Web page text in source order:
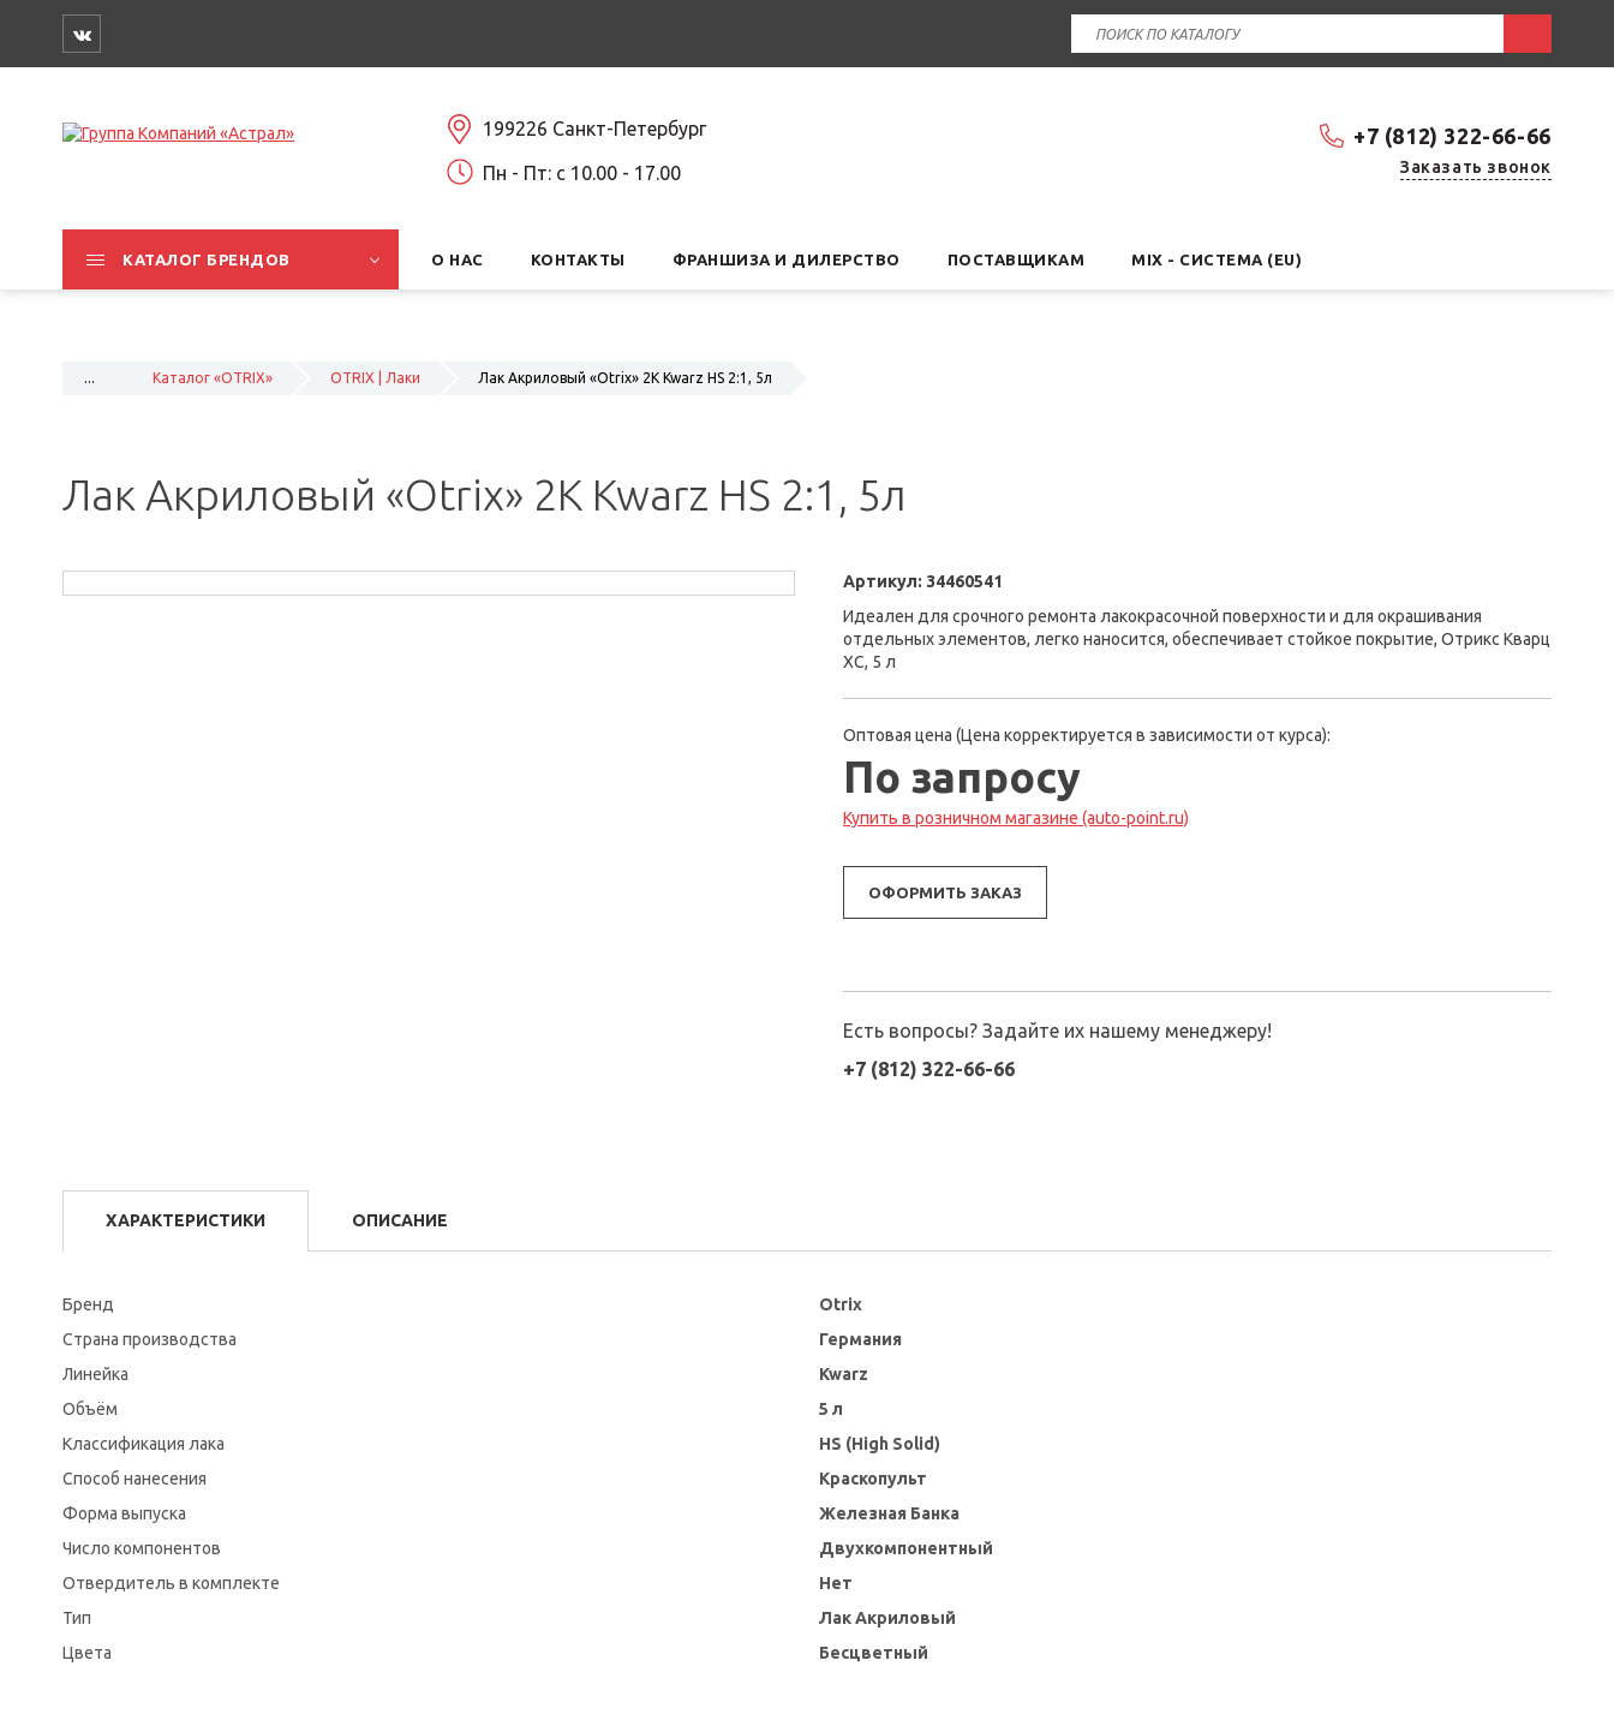
+7 (812) 322-66-66
Заказать звонок
199226 Санкт-Петербург
Пн - Пт: c 10.00 - 17.00
КАТАЛОГ БРЕНДОВ О НАС КОНТАКТЫ ФРАНШИЗА И ДИЛЕРСТВО ПОСТАВЩИКАМ MIX - СИСТЕМА (EU)
... Каталог «OTRIX» OTRIX | Лаки Лак Акриловый «Otrix» 2К Kwarz HS 2:1, 5л
Лак Акриловый «Otrix» 2К Kwarz HS 2:1, 5л
Артикул: 34460541
Идеален для срочного ремонта лакокрасочной поверхности и для окрашивания
отдельных элементов, легко наносится, обеспечивает стойкое покрытие, Отрикс Кварц
ХС, 5 л
Оптовая цена (Цена корректируется в зависимости от курса):
По запросу
Купить в розничном магазине (auto-point.ru)
ОФОРМИТЬ ЗАКАЗ
Есть вопросы? Задайте их нашему менеджеру!
+7 (812) 322-66-66
ХАРАКТЕРИСТИКИ ОПИСАНИЕ
Бренд
Otrix
Страна производства
Германия
Линейка
Kwarz
Объём
5 л
Классификация лака
HS (High Solid)
Способ нанесения
Краскопульт
Форма выпуска
Железная Банка
Число компонентов
Двухкомпонентный
Отвердитель в комплекте
Нет
Тип
Лак Акриловый
Цвета
Бесцветный